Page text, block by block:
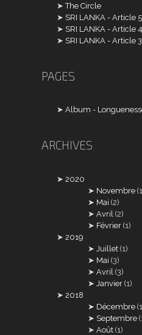
The Circle
SRI LANKA - Article
SRI LANKA - Article
SRI LANKA - Article 3
PAGES
Album -
ARCHIVES
2020
Novembre
Mai (2)
Avril (2)
Février (1)
2019
Juillet (1)
Mai (3)
Avril (3)
Janvier (1)
2018
Décembre
Septembre
Août (1)